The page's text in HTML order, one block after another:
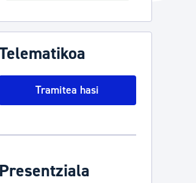
Tramitea hasi
Presentziala